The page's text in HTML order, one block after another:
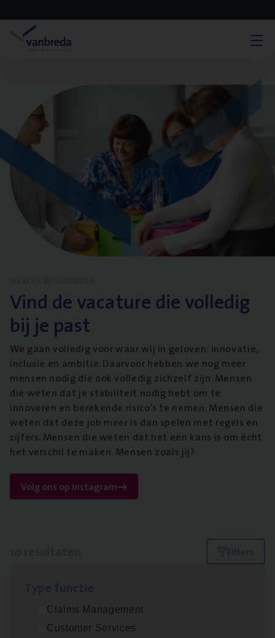
Vind de vacature die volledig
bij je past
We gaan volledig voor waar wij in geloven: innovatie,
inclusie en ambitie. Daarvoor hebben we nog meer
mensen nodig die ook volledig zichzelf zijn. Mensen
die weten dat je stabiliteit nodig hebt om te
innoveren en berekende risico’s te nemen. Mensen die
weten dat deze job meer is dan spelen met regels en
cijfers. Mensen die weten dat het een kans is om écht
het verschil te maken. Mensen zoals jij?
Volg ons op instagram
Filters
Claims Management
Customer Services
Dos­sier­be­heer­der Gewaar­borgd Inkomen
Insurance Operations